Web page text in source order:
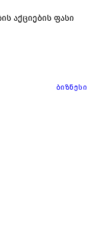
აქციების ფასი
ბიზნესი